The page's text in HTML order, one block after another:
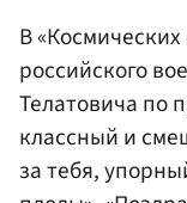
В
российского
Телатовича по
классный и
за тебя,